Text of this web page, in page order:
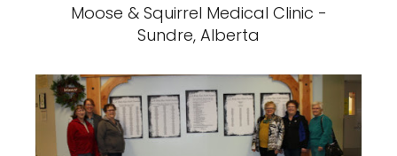
Moose & Squirrel Medical Clinic -
Sundre, Alberta